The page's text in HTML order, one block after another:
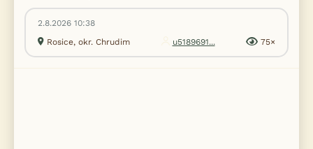
2.8.2026 10:38
Rosice, okr. Chrudim
u5189691... 75×